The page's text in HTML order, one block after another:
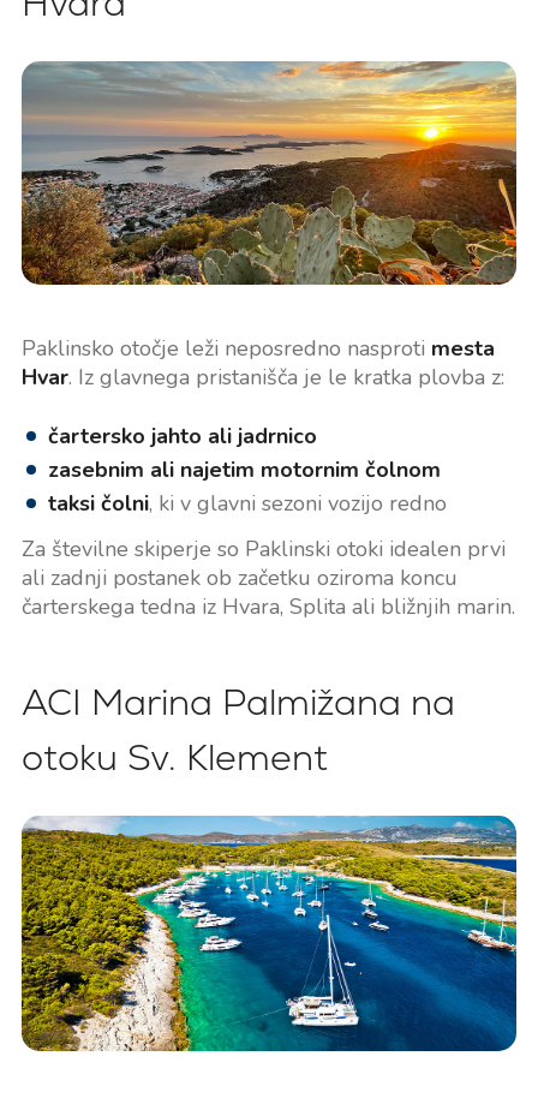
Paklinsko otočje leži neposredno nasproti mesta
Hvar. Iz glavnega pristanišča je le kratka plovba z:
čartersko jahto ali jadrnico
zasebnim ali najetim motornim čolnom
taksi čolni, ki v glavni sezoni vozijo redno
Za številne skiperje so Paklinski otoki idealen prvi
ali zadnji postanek ob začetku oziroma koncu
čarterskega tedna iz Hvara, Splita ali bližnjih marin.
ACI Marina Palmižana na
otoku Sv. Klement